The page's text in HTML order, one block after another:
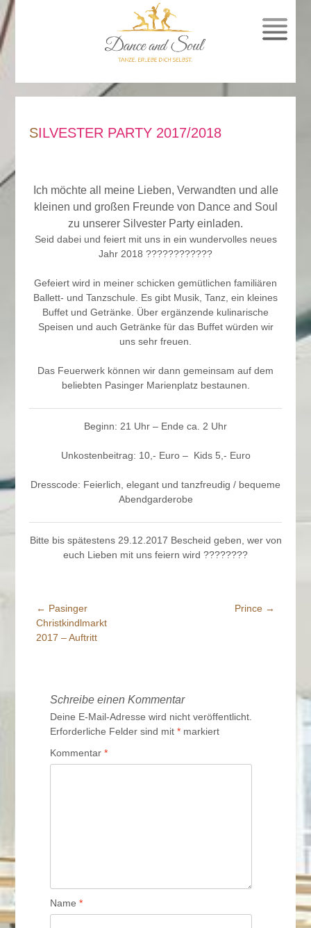
SILVESTER PARTY 2017/2018
Ich möchte all meine Lieben, Verwandten und alle
kleinen und großen Freunde von Dance and Soul
zu unserer Silvester Party einladen.
Seid dabei und feiert mit uns in ein wundervolles neues
Jahr 2018 ????????????
Gefeiert wird in meiner schicken gemütlichen familiären
Ballett- und Tanzschule. Es gibt Musik, Tanz, ein kleines
Buffet und Getränke. Über ergänzende kulinarische
Speisen und auch Getränke für das Buffet würden wir
uns sehr freuen.
Das Feuerwerk können wir dann gemeinsam auf dem
beliebten Pasinger Marienplatz bestaunen.
Beginn: 21 Uhr – Ende ca. 2 Uhr
Unkostenbeitrag: 10,- Euro – Kids 5,- Euro
Dresscode: Feierlich, elegant und tanzfreudig / bequeme
Abendgarderobe
Bitte bis spätestens 29.12.2017 Bescheid geben, wer von
euch Lieben mit uns feiern wird ????????
Beitrags-
Navigation
← Pasinger
Christkindlmarkt
2017 – Auftritt
Prince →
Schreibe einen Kommentar
Deine E-Mail-Adresse wird nicht veröffentlicht.
Erforderliche Felder sind mit* markiert
Kommentar*
Name*